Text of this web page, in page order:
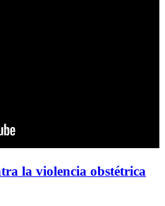
la violencia obstétrica